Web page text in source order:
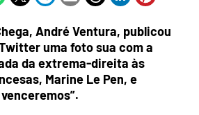
André Ventura, publicou
uma foto sua com a
da extrema-direita às
Marine Le Pen, e